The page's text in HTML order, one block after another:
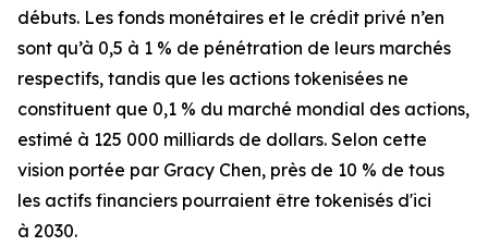
débuts. Les fonds monétaires et le crédit privé n’en
sont qu’à 0,5 à 1 % de pénétration de leurs marchés
respectifs, tandis que les actions tokenisées ne
constituent que 0,1 % du marché mondial des actions,
estimé à 125 000 milliards de dollars. Selon cette
vision portée par Gracy Chen, près de 10 % de tous
les actifs financiers pourraient être tokenisés d'ici
à 2030.